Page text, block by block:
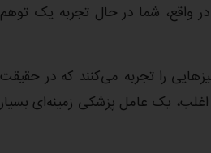
در واقع، شما در حال تجربه یک توهم
را تجربه می‌کنند که در حقیقت
یک عامل پزشکی زمینه‌ای بسیار